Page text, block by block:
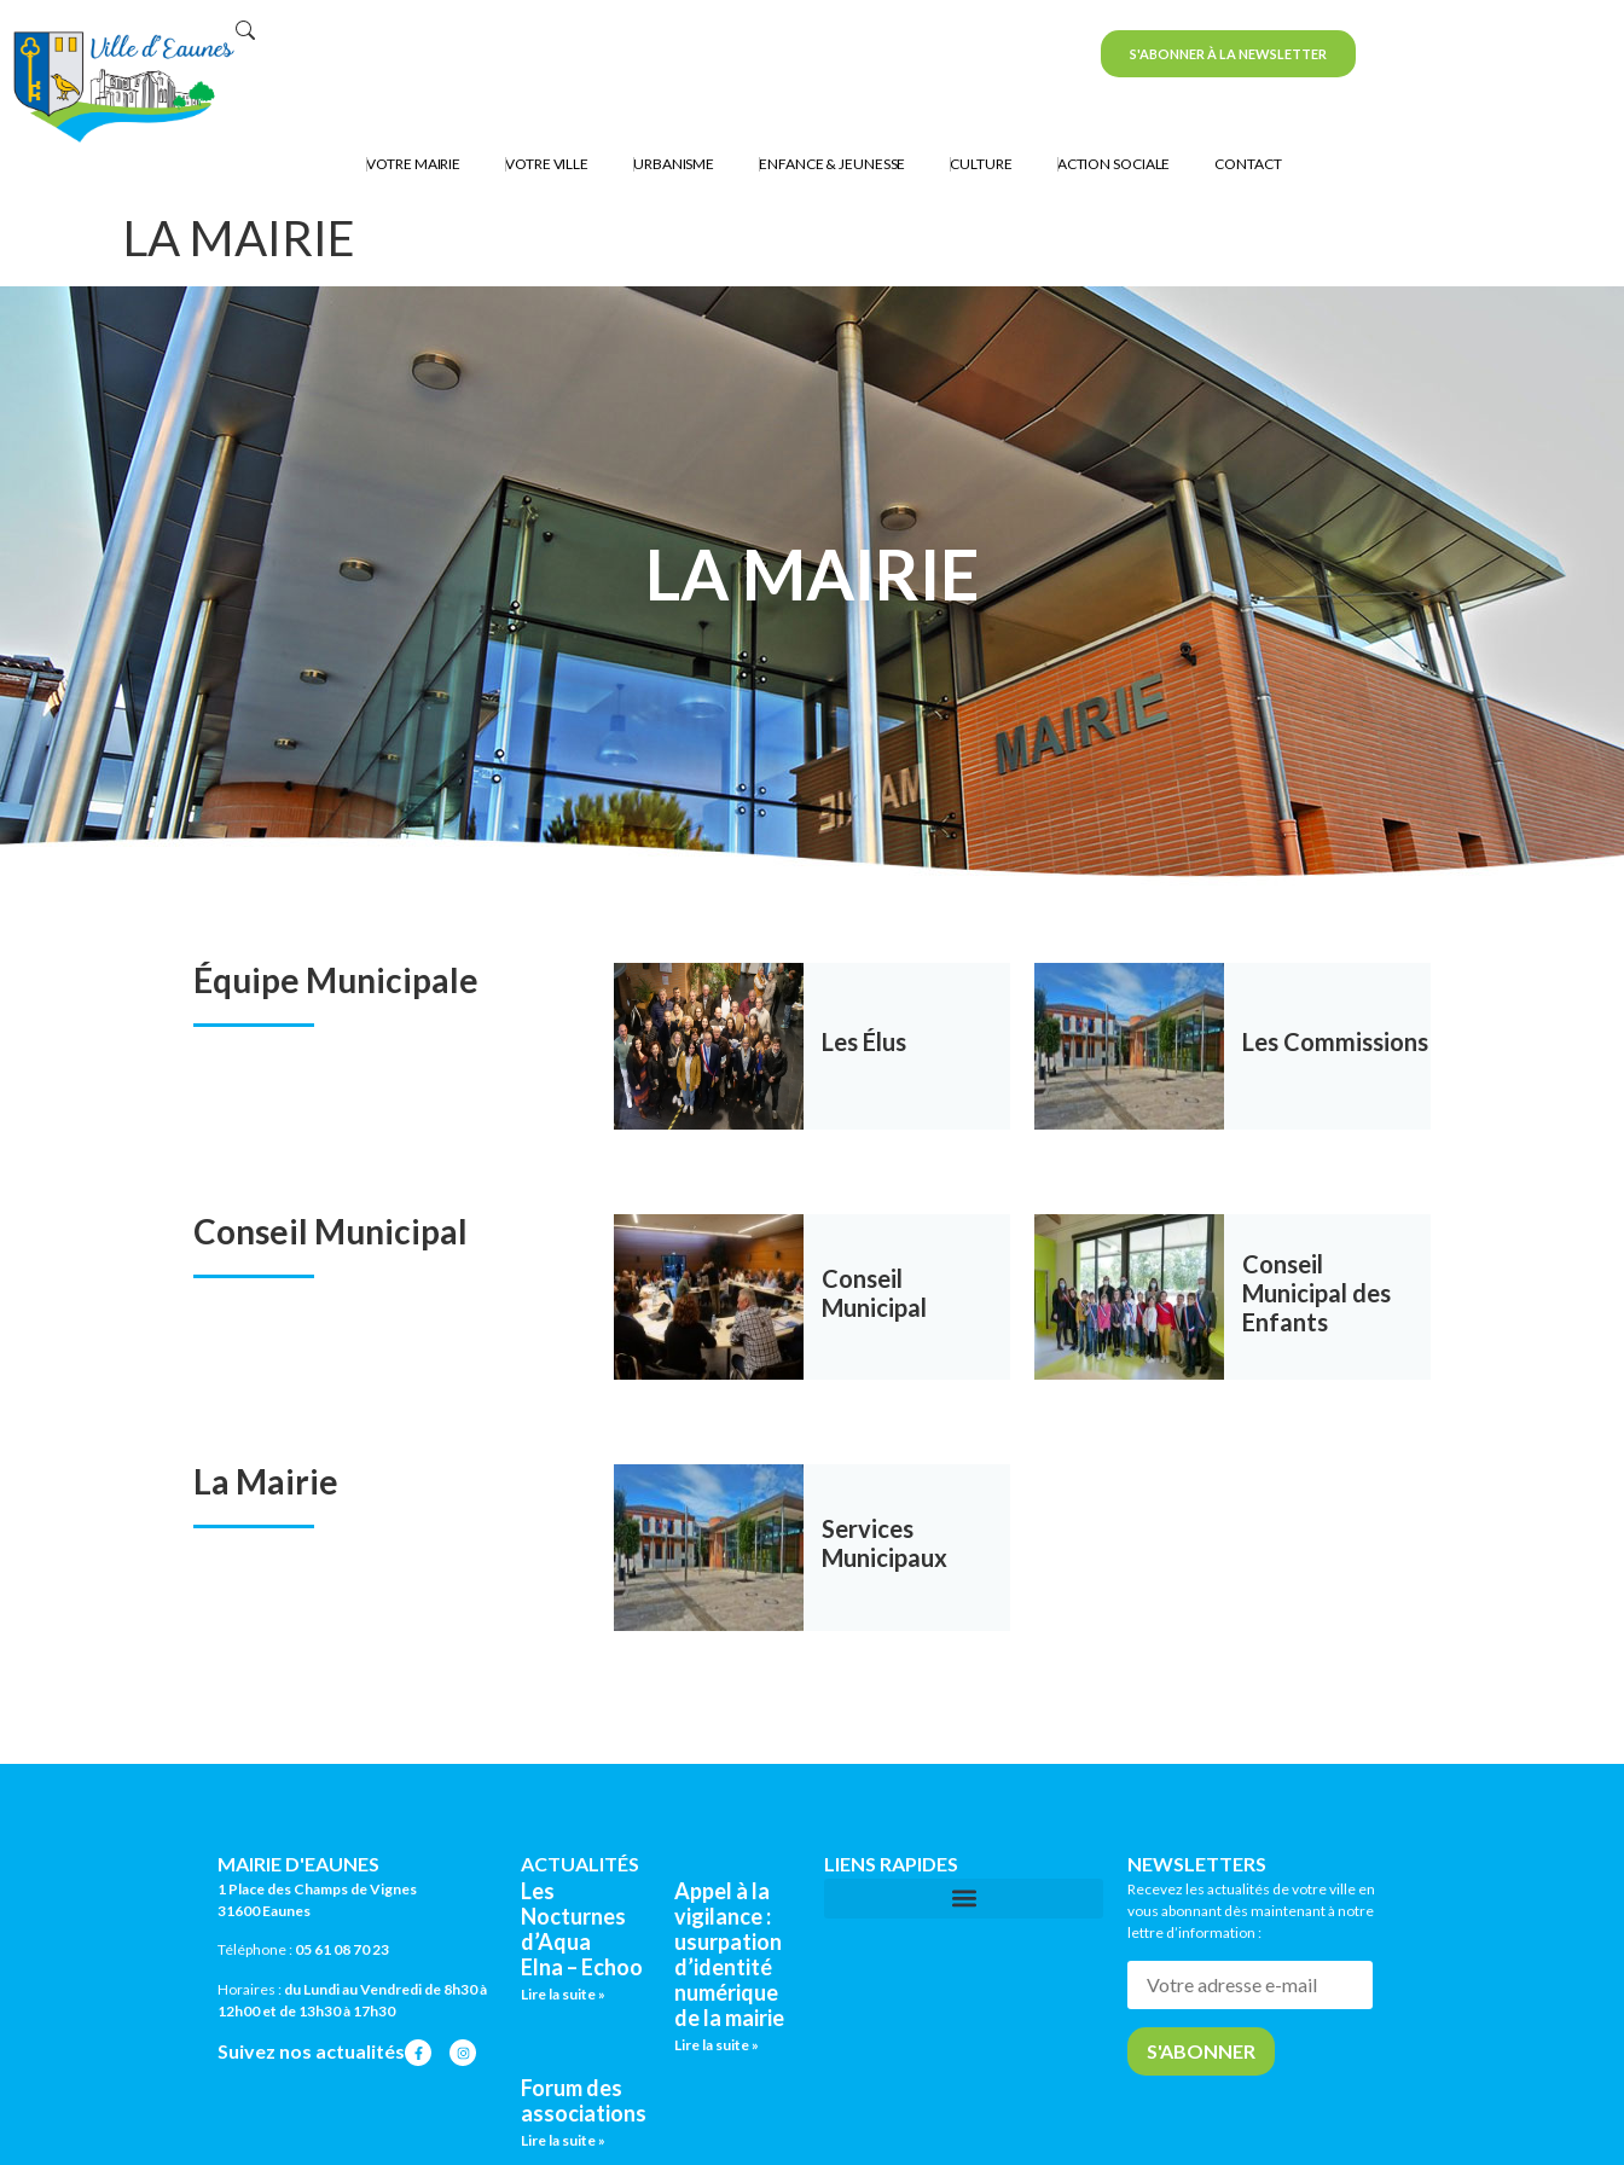
VOTRE MAIRIE VOTRE VILLE URBANISME ENFANCE & JEUNESSE CULTURE ACTION SOCIALE CONTACT
S'ABONNER À LA NEWSLETTER
LA MAIRIE
LA MAIRIE
Équipe Municipale
Les Élus Les Commissions
Conseil Municipal
Conseil
Municipal
Conseil
Municipal des
Enfants
La Mairie
Services
Municipaux
MAIRIE D'EAUNES
1 Place des Champs de Vignes
31600 Eaunes
Téléphone : 05 61 08 70 23
Horaires : du Lundi au Vendredi de 8h30 à
12h00 et de 13h30 à 17h30
Suivez nos actualités
ACTUALITÉS
Les
Nocturnes
d’Aqua
Elna – Echoo
Lire la suite »
Appel à la
vigilance :
usurpation
d’identité
numérique
de la mairie
Lire la suite »
Forum des
associations
Lire la suite »
LIENS RAPIDES NEWSLETTERS
Recevez les actualités de votre ville en
vous abonnant dès maintenant à notre
lettre d’information :